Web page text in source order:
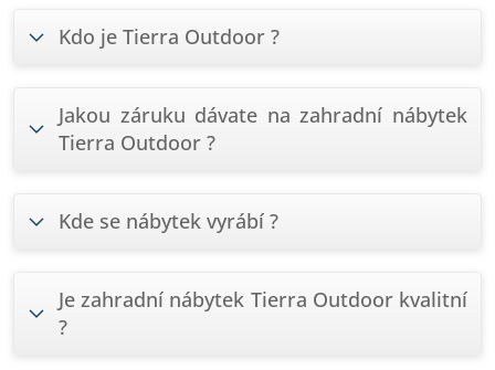
Kdo je Tierra Outdoor ?
Jakou záruku dávate na zahradní nábytek
Tierra Outdoor ?
Kde se nábytek vyrábí ?
Je zahradní nábytek Tierra Outdoor kvalitní
?